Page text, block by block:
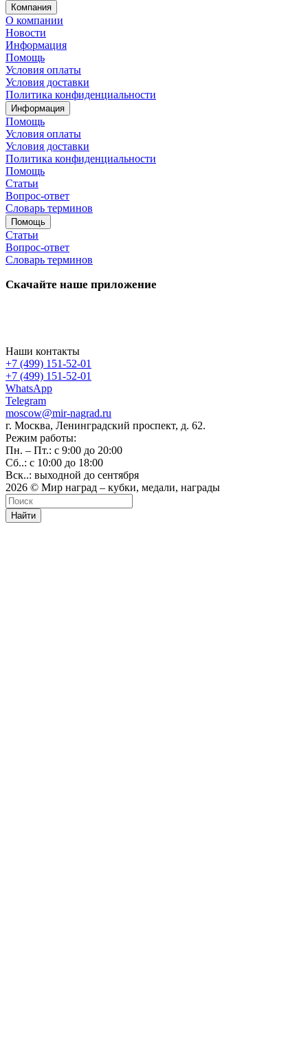
Компания
О компании
Новости
Информация
Помощь
Условия оплаты
Условия доставки
Политика конфиденциальности
Информация
Помощь
Условия оплаты
Условия доставки
Политика конфиденциальности
Помощь
Статьи
Вопрос-ответ
Словарь терминов
Помощь
Статьи
Вопрос-ответ
Словарь терминов
Скачайте наше приложение
Наши контакты
+7 (499) 151-52-01
+7 (499) 151-52-01
WhatsApp
Telegram
moscow@mir-nagrad.ru
г. Москва, Ленинградский проспект, д. 62.
Режим работы:
Пн. – Пт.: с 9:00 до 20:00
Сб..: с 10:00 до 18:00
Вск..: выходной до сентября
2026 © Мир наград – кубки, медали, награды
Найти